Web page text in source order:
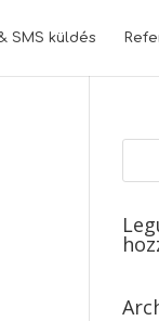
SMS küldés